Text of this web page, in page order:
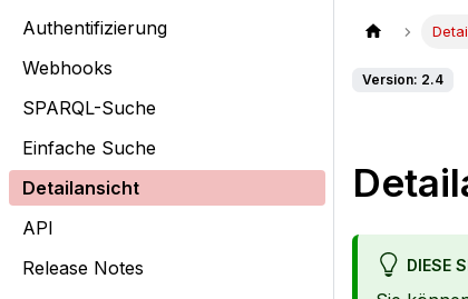
Authentifizierung
Webhooks
SPARQL-Suche
Einfache Suche
Detailansicht
API
Release Notes
Version: 2.4
DIESE